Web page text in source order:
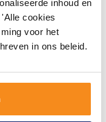
inhoud en
cookies
voor het
in ons beleid.